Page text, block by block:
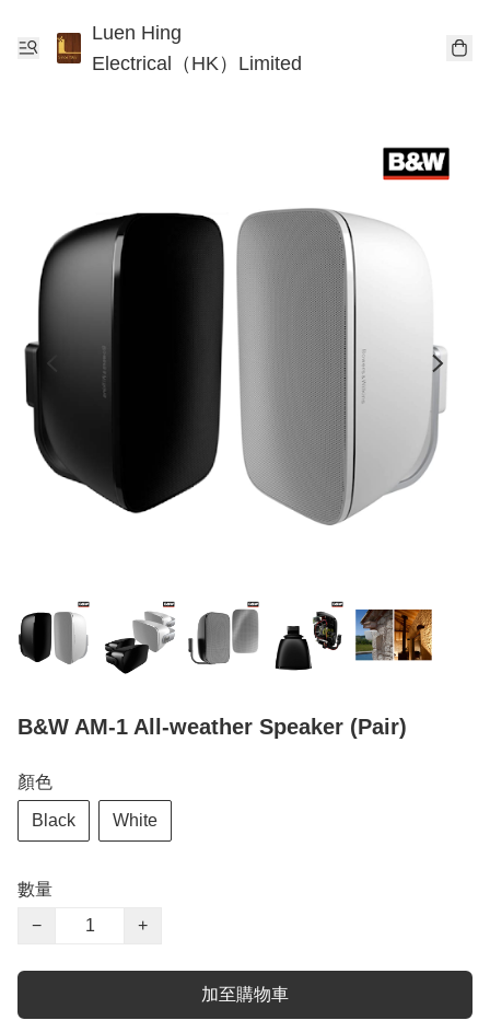
Luen Hing
Electrical（HK）Limited
B&W AM-1 All-weather Speaker (Pair)
顏色
Black White
數量
−
+
加至購物車